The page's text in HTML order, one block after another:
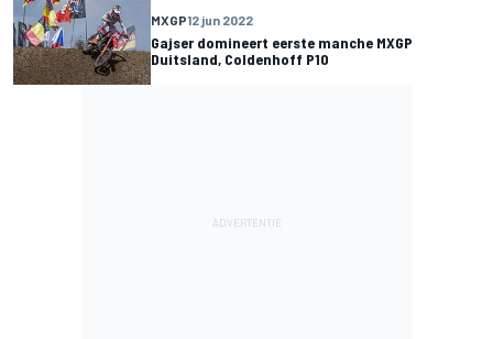
MXGP12 jun 2022
Gajser domineert eerste manche MXGP
Duitsland, Coldenhoff P10